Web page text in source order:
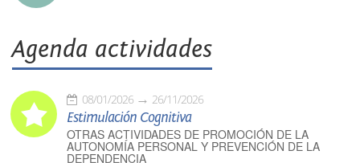
Agenda actividades
08/01/2026 26/11/2026
Estimulación Cognitiva
OTRAS ACTIVIDADES DE PROMOCIÓN DE LA
AUTONOMÍA PERSONAL Y PREVENCIÓN DE LA
DEPENDENCIA